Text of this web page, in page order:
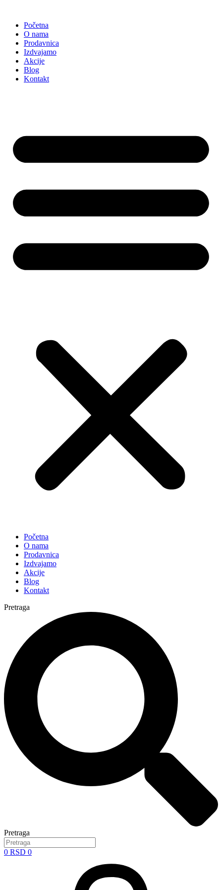
sadržajPočetna
O nama
Prodavnica
Izdvajamo
Akcije
Blog
Kontakt
Početna
O nama
Prodavnica
Izdvajamo
Akcije
Blog
Kontakt
Pretraga
Pretraga
0 RSD 0